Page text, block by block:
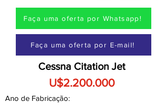
Faça uma oferta por Whatsapp!
Faça uma oferta por E-mail!
Cessna Citation Jet
U$2.200.000
Ano de Fabricação: